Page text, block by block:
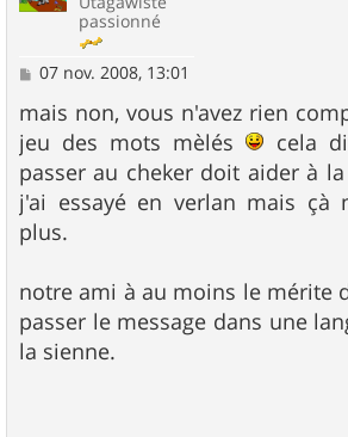
passionné
M
s
s
a
g
e
07 nov. 2008, 13:01
mais non, vous n'avez rien
jeu des mots mèlés
cela
passer au cheker doit aider à
j'ai essayé en verlan mais çà
plus.
notre ami à au moins le mérite
passer le message dans une
la sienne.